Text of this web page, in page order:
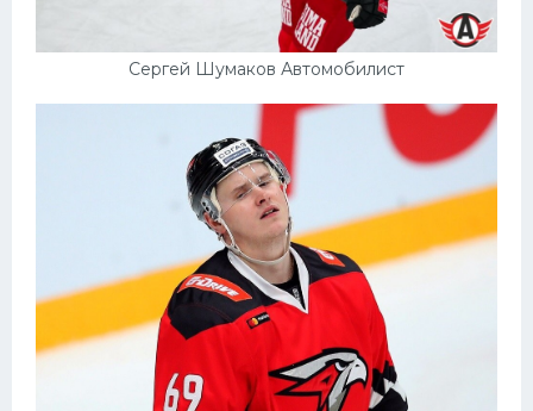
Сергей Шумаков Автомобилист